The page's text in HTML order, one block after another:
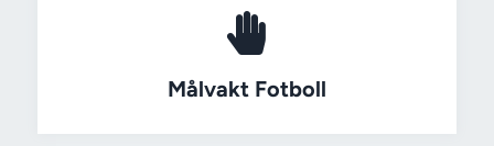
Målvakt Fotboll